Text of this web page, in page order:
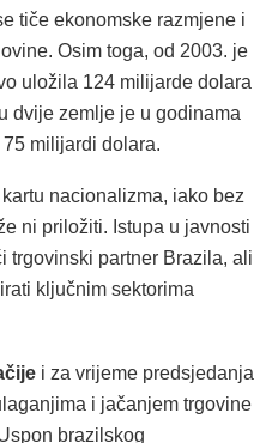
tiče ekonomske razmjene i
Osim toga, od 2003. je
uložila 124 milijarde dolara
dvije zemlje je u godinama
milijardi dolara.
nacionalizma, iako bez
ni priložiti. Istupa u javnosti
trgovinski partner Brazila, ali
ključnim sektorima
i za vrijeme predsjedanja
i jačanjem trgovine
brazilskog